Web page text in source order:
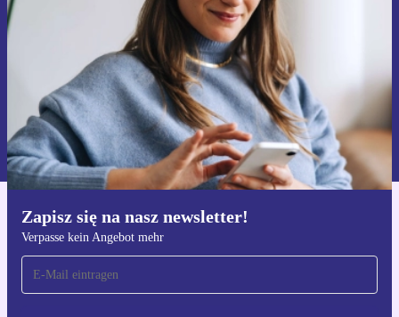
Zapisz się na nasz newsletter!
Verpasse kein Angebot mehr
Zarejestruj się
Informacje na temat używania danych osobowych znajdują się w
naszej
Polityce prywatności
Pobierz aplikację refurbed
Dla iOS i Android